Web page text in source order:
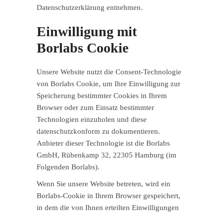
Datenschutzerklärung entnehmen.
Einwilligung mit
Borlabs Cookie
Unsere Website nutzt die Consent-Technologie
von Borlabs Cookie, um Ihre Einwilligung zur
Speicherung bestimmter Cookies in Ihrem
Browser oder zum Einsatz bestimmter
Technologien einzuholen und diese
datenschutzkonform zu dokumentieren.
Anbieter dieser Technologie ist die Borlabs
GmbH, Rübenkamp 32, 22305 Hamburg (im
Folgenden Borlabs).
Wenn Sie unsere Website betreten, wird ein
Borlabs-Cookie in Ihrem Browser gespeichert,
in dem die von Ihnen erteilten Einwilligungen